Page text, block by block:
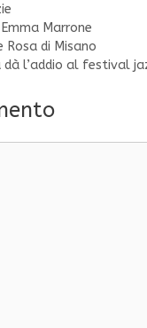
Emma Marrone
di Misano
dà l’addio al festival